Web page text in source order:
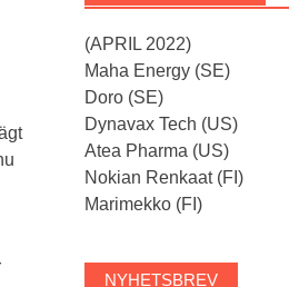
(APRIL 2022)
Maha Energy (SE)
Doro (SE)
Dynavax Tech (US)
Atea Pharma (US)
Nokian Renkaat (FI)
Marimekko (FI)
NYHETSBREV